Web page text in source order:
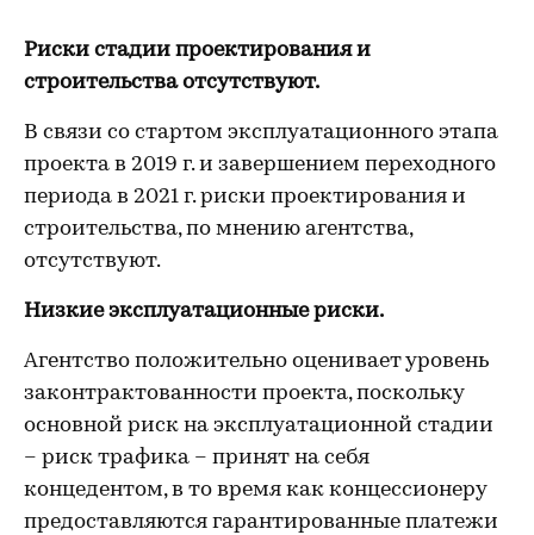
Риски стадии проектирования и
строительства отсутствуют.
В связи со стартом эксплуатационного этапа
проекта в 2019 г. и завершением переходного
периода в 2021 г. риски проектирования и
строительства, по мнению агентства,
отсутствуют.
Низкие эксплуатационные риски.
Агентство положительно оценивает уровень
законтрактованности проекта, поскольку
основной риск на эксплуатационной стадии
– риск трафика – принят на себя
концедентом, в то время как концессионеру
предоставляются гарантированные платежи